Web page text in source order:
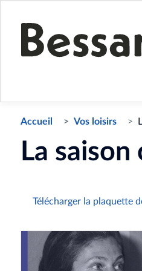
Accueil Vos loisirs
La
Télécharger la plaquette